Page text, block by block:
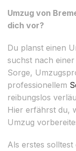
Umzug von
dich vor?
Du planst einen
suchst nach
Sorge,
professionellem
reibungslos
Hier erfährst du,
Umzug
Als erstes